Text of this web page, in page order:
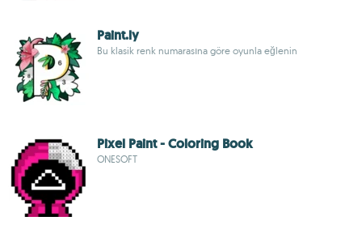
Paint.ly
Bu klasik renk numarasına göre oyunla eğlenin
Pixel Paint - Coloring Book
ONESOFT